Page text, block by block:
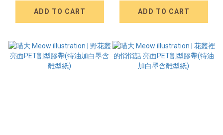
型紙)
ADD TO CART
紙)
ADD TO CART